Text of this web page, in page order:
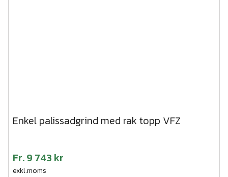
Enkel palissadgrind med rak topp VFZ
Fr.9 743 kr
exkl.moms